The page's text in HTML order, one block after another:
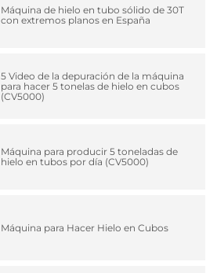
Máquina de hielo en tubo sólido de 30T
con extremos planos en España
5 Video de la depuración de la máquina
para hacer 5 tonelas de hielo en cubos
(CV5000)
Máquina para producir 5 toneladas de
hielo en tubos por día (CV5000)
Máquina para Hacer Hielo en Cubos